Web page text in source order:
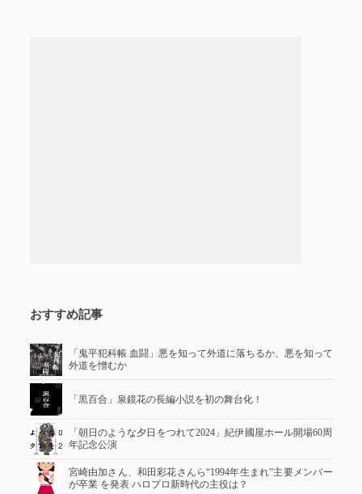
おすすめ記事
「鬼平犯科帳 血闘」悪を知って外道に落ちるか、悪を知って
外道を憎むか
「黒百合」泉鏡花の長編小説を初の舞台化！
「朝日のような夕日をつれて2024」紀伊國屋ホール開場60周
年記念公演
宮崎由加さん、和田彩花さんら“1994年生まれ”主要メンバー
が卒業 を発表 ハロプロ新時代の主役は？